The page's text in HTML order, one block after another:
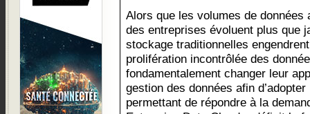
Alors que les volumes de données
des entreprises évoluent plus que
stockage traditionnelles
prolifération incontrôlée des
fondamentalement changer leur
gestion des données afin
permettant de répondre à la